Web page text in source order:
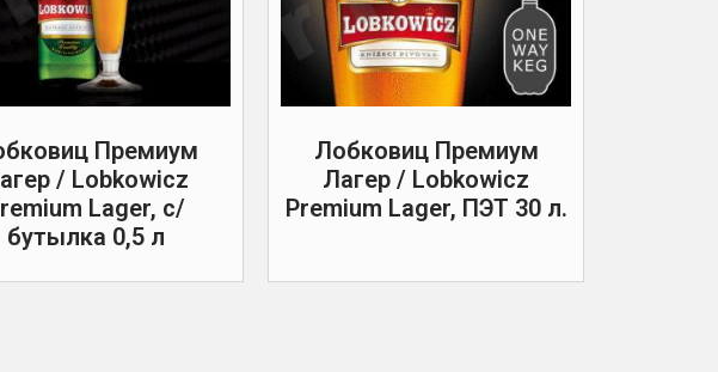
Премиум
/ Lobkowicz
Lager, с/
бутылка 0,5 л
Лобковиц Премиум
Лагер / Lobkowicz
Premium Lager, ПЭТ 30 л.